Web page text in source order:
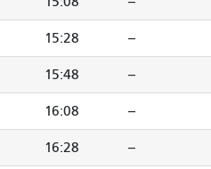
15:28 --
15:48 --
16:08 --
16:28 --